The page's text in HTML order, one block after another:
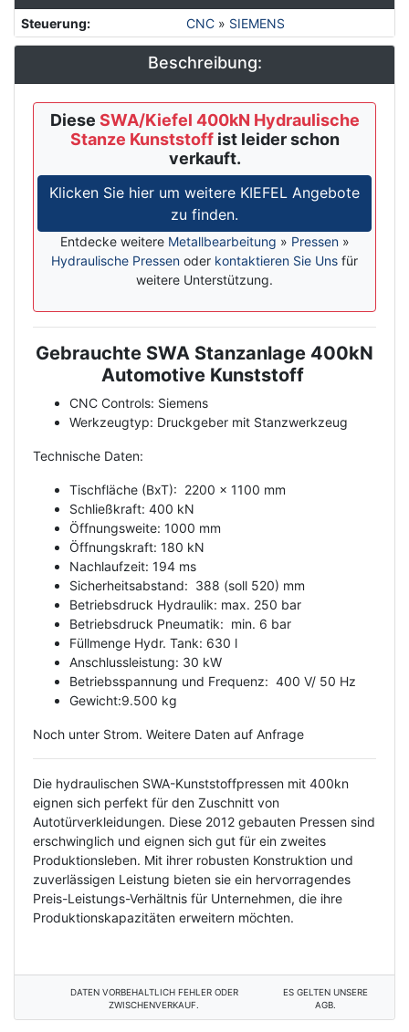
Steuerung: CNC» SIEMENS
Beschreibung:
Diese SWA/Kiefel 400kN Hydraulische
Stanze Kunststoffist leider schon
verkauft.
Klicken Sie hier um weitere KIEFEL Angebote
zu finden.
Entdecke weitere Metallbearbeitung » Pressen»
Hydraulische Pressen oder kontaktieren Sie Uns für
weitere Unterstützung.
Description
Gebrauchte SWA Stanzanlage 400kN
Automotive Kunststoff
CNC Controls: Siemens
Werkzeugtyp: Druckgeber mit Stanzwerkzeug
Technische Daten:
Tischfläche (BxT): 2200 x 1100 mm
Schließkraft: 400 kN
Öffnungsweite: 1000 mm
Öffnungskraft: 180 kN
Nachlaufzeit: 194 ms
Sicherheitsabstand: 388 (soll 520) mm
Betriebsdruck Hydraulik: max. 250 bar
Betriebsdruck Pneumatik: min. 6 bar
Füllmenge Hydr. Tank: 630 l
Anschlussleistung: 30 kW
Betriebsspannung und Frequenz: 400 V/ 50 Hz
Gewicht:9.500 kg
Noch unter Strom. Weitere Daten auf Anfrage
Die hydraulischen SWA-Kunststoffpressen mit 400kn
eignen sich perfekt für den Zuschnitt von
Autotürverkleidungen. Diese 2012 gebauten Pressen sind
erschwinglich und eignen sich gut für ein zweites
Produktionsleben. Mit ihrer robusten Konstruktion und
zuverlässigen Leistung bieten sie ein hervorragendes
Preis-Leistungs-Verhältnis für Unternehmen, die ihre
Produktionskapazitäten erweitern möchten.
DATEN VORBEHALTLICH FEHLER ODER
ZWISCHENVERKAUF.
ES GELTEN UNSERE
AGB.